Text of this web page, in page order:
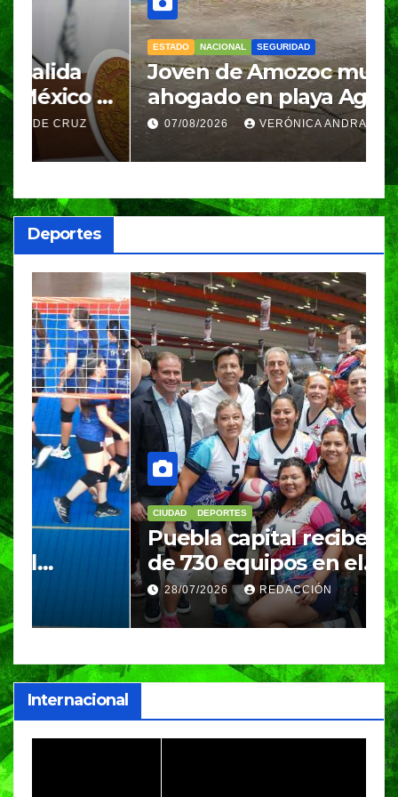
ESTADO SEGURIDAD
Joven de Amozoc muere
ahogado en playa Agua
Azul, en Cazones, Veracruz
07/08/2026 VERÓNICA ANDRADE CRUZ
Deportes
CIUDAD DEPORTES
Puebla capital recibe a más
de 730 equipos en el
Festival Máster de Voleibol
REDACCIÓN
Internacional